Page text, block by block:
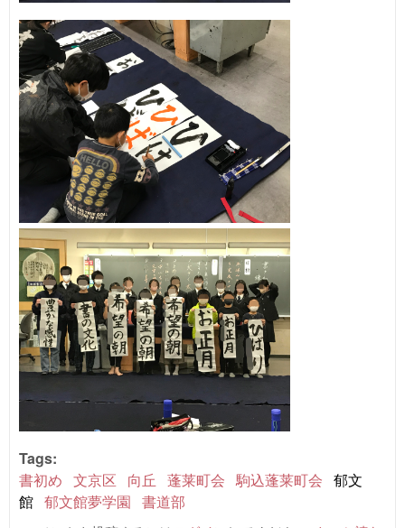
Tags:
書初め 文京区 向丘 蓬莱町会 駒込蓬莱町会 郁文
館 郁文館夢学園 書道部